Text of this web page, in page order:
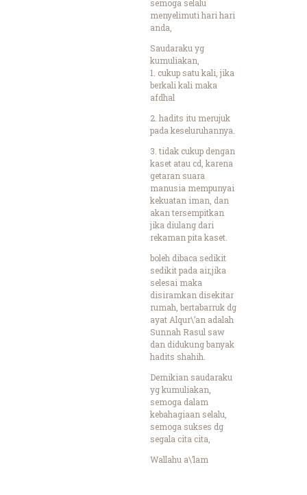
semoga selalu
menyelimuti hari hari
anda,
Saudaraku yg
kumuliakan,
1. cukup satu kali, jika
berkali kali maka
afdhal
2. hadits itu merujuk
pada keseluruhannya.
3. tidak cukup dengan
kaset atau cd, karena
getaran suara
manusia mempunyai
kekuatan iman, dan
akan tersempitkan
jika diulang dari
rekaman pita kaset.
boleh dibaca sedikit
sedikit pada air,jika
selesai maka
disiramkan disekitar
rumah, bertabarruk dg
ayat Alqur\’an adalah
Sunnah Rasul saw
dan didukung banyak
hadits shahih.
Demikian saudaraku
yg kumuliakan,
semoga dalam
kebahagiaan selalu,
semoga sukses dg
segala cita cita,
Wallahu a\’lam